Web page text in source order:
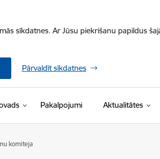
sīkdatnes. Ar Jūsu piekrišanu papildus
Pārvaldīt sīkdatnes
Pakalpojumi Aktualitātes
komiteja